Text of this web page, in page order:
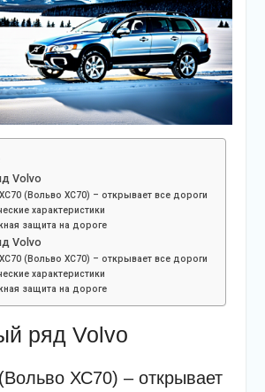
Volvo
(Вольво ХС70) – открывает все дороги
характеристики
защита на дороге
Volvo
(Вольво ХС70) – открывает все дороги
характеристики
защита на дороге
ряд Volvo
ХС70) – открывает